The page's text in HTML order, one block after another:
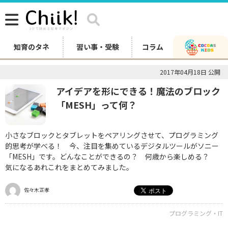
知育のタネ 習い事・受験 コラム
2017年04月18日 公開
アイデアを形にできる！魔法のブロック
「MESH」って何？
小さなブロックとタブレットをペアリングさせて、プログラミング
的思考が学べる！ 今、注目を集めているデジタルツールがソニー
「MESH」です。どんなことができるの？ 何歳から楽しめる？
気になるあれこれをまとめてみました。
佐々木正孝
プログラミング・IT